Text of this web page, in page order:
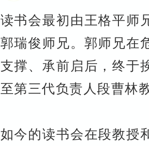
读书会最初由王格平师
郭瑞俊师兄。郭师兄在
支撑、承前启后，终于
至第三代负责人段曹林
如今的读书会在段教授